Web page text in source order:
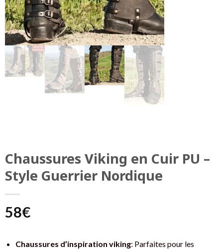
Chaussures Viking en Cuir PU –
Style Guerrier Nordique
58€
Chaussures d’inspiration viking: Parfaites pour les